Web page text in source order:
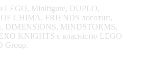
LEGO, Minifigure, DUPLO,
CHIMA, FRIENDS логотип,
DIMENSIONS, MINDSTORMS,
KNIGHTS є власністю LEGO
Group.